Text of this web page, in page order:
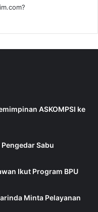
ASKOMPSI ke
Sabu
Ikut Program BPU
Minta Pelayanan